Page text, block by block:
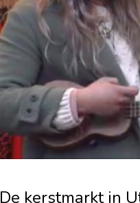
De kerstmarkt in